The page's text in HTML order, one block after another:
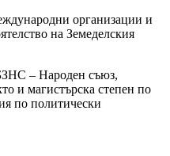
организации и
на Земеделския
– Народен съюз,
и магистърска степен по
по политически